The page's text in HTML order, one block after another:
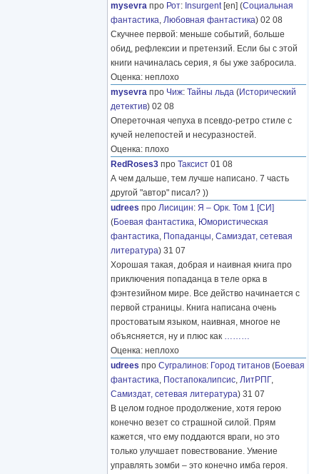
mysevra про Рот: Insurgent[en] (Социальная
фантастика, Любовная фантастика) 02 08
Скучнее первой: меньше событий, больше
обид, рефлексии и претензий. Если бы с этой
книги начиналась серия, я бы уже забросила.
Оценка: неплохо
mysevra про Чиж: Тайны льда (Исторический
детектив) 02 08
Опереточная чепуха в псевдо-ретро стиле с
кучей нелепостей и несуразностей.
Оценка: плохо
RedRoses3 про Таксист 01 08
А чем дальше, тем лучше написано. 7 часть
другой "автор" писал? ))
udrees про Лисицин: Я – Орк. Том 1 [СИ]
(Боевая фантастика, Юмористическая
фантастика, Попаданцы, Самиздат, сетевая
литература) 31 07
Хорошая такая, добрая и наивная книга про
приключения попаданца в теле орка в
фэнтезийном мире. Все действо начинается с
первой страницы. Книга написана очень
простоватым языком, наивная, многое не
объясняется, ну и плюс как ………
Оценка: неплохо
udrees про Сугралинов: Город титанов (Боевая
фантастика, Постапокалипсис, ЛитРПГ,
Самиздат, сетевая литература) 31 07
В целом годное продолжение, хотя герою
конечно везет со страшной силой. Прям
кажется, что ему поддаются враги, но это
только улучшает повествование. Умение
управлять зомби – это конечно имба героя.